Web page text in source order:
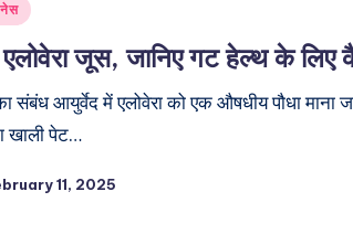
जूस, जानिए गट हेल्थ के लिए
आयुर्वेद में एलोवेरा को एक औषधीय पौधा माना
खाली पेट…
11, 2025